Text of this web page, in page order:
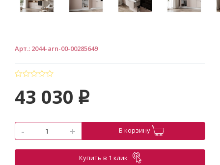
Арт.: 2044-arn-00-00285649
43 030 p
- + В корзину
Купить в 1 клик